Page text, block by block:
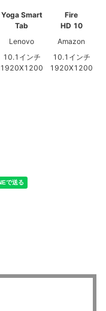
Yoga Smart
Tab
Lenovo
10.1インチ
1920X1200
Fire
HD 10
Amazon
10.1インチ
1920X1200